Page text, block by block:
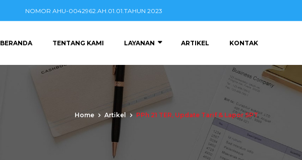
NOMOR AHU-0042962.AH.01.01.TAHUN 2023
BERANDA TENTANG KAMI LAYANAN ARTIKEL KONTAK
Home Artikel PPh 21 TER, Update Tarif & Lapor SPT